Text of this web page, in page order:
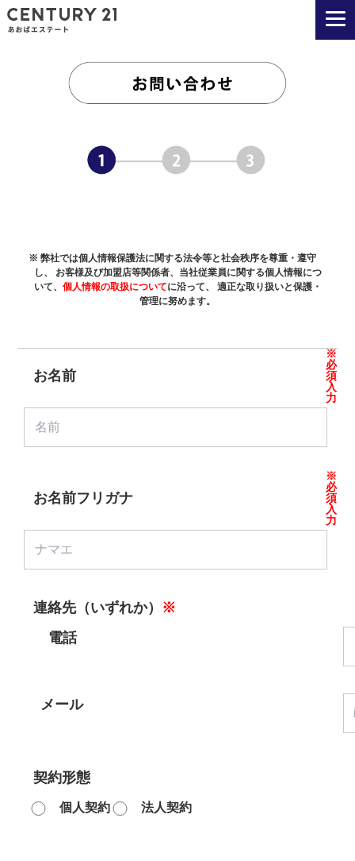
弊社では個人情報保護法に関する法令等と社会秩序を尊重・遵守
し、 お客様及び加盟店等関係者、当社従業員に関する個人情報につ
いて、 個人情報の取扱についてに沿って、 適正な取り扱いと保護・
管理に努めます。
お名前
※
必
須
入
力
お名前フリガナ
※
必
須
入
力
連絡先（いずれか） ※
電話
メール
契約形態
個人契約 法人契約